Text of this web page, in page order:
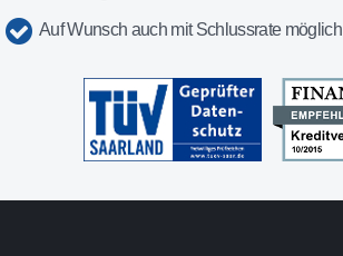
Auf Wunsch auch mit Schlussrate möglich